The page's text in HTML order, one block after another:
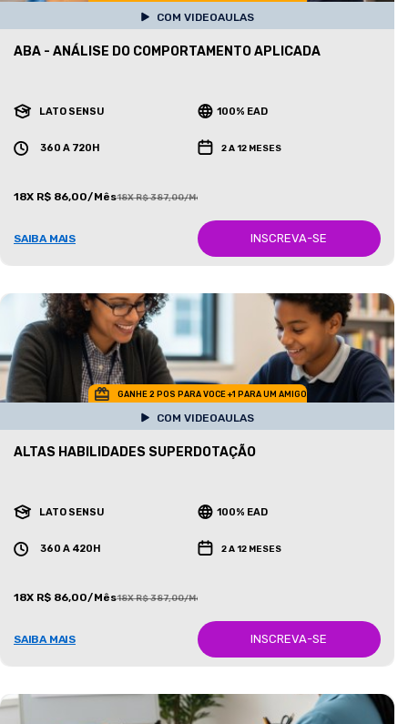
COM VIDEOAULAS
ABA - ANÁLISE DO COMPORTAMENTO APLICADA
LATO SENSU 100% EAD
360 A 720H 2 A 12 MESES
18X R$ 86,00/Mês18X R$ 387,00/Mês
SAIBA MAIS INSCREVA-SE
GANHE 2 POS PARA VOCE +1 PARA UM AMIGO
COM VIDEOAULAS
ALTAS HABILIDADES SUPERDOTAÇÃO
LATO SENSU 100% EAD
360 A 420H 2 A 12 MESES
18X R$ 86,00/Mês18X R$ 387,00/Mês
SAIBA MAIS INSCREVA-SE